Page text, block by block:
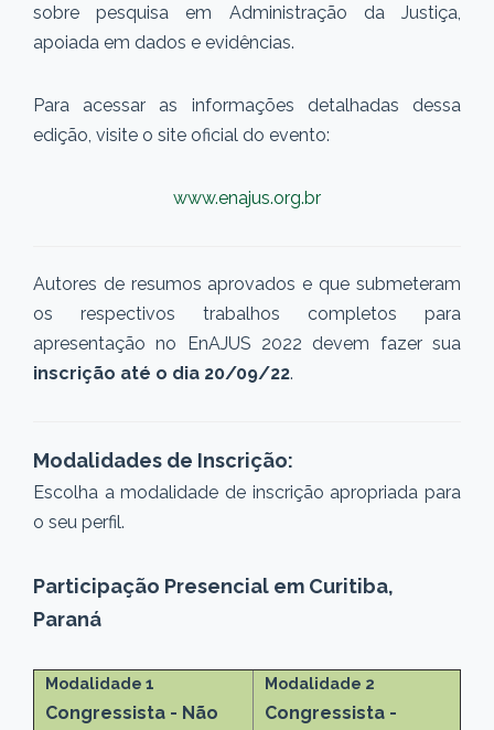
sobre pesquisa em Administração da Justiça,
apoiada em dados e evidências.
Para acessar as informações detalhadas dessa
edição, visite o site oficial do evento:
www.enajus.org.br
Autores de resumos aprovados e que submeteram
os respectivos trabalhos completos para
apresentação no EnAJUS 2022 devem fazer sua
inscrição até o dia 20/09/22.
Modalidades de Inscrição:
Escolha a modalidade de inscrição apropriada para
o seu perfil.
Participação Presencial em Curitiba,
Paraná
Modalidade 1
Congressista - Não
Modalidade 2
Congressista -